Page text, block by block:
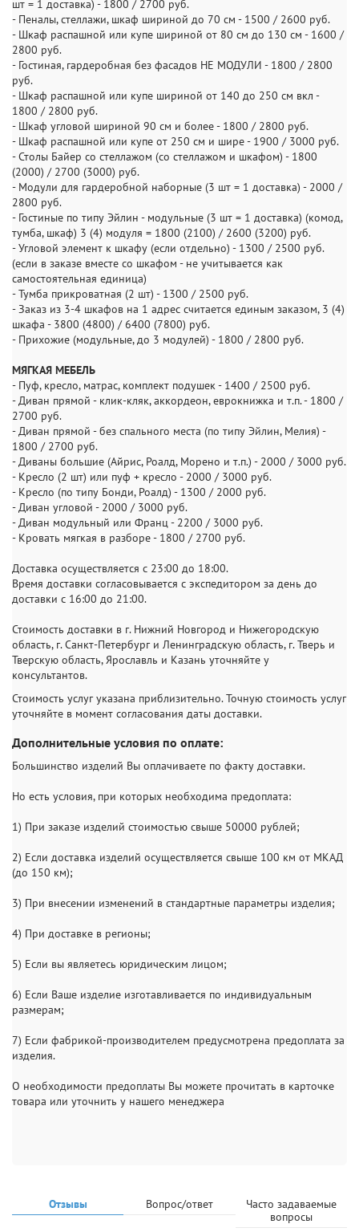
шт = 1 доставка) - 1800 / 2700 руб.
- Пеналы, стеллажи, шкаф шириной до 70 см - 1500 / 2600 руб.
- Шкаф распашной или купе шириной от 80 см до 130 см - 1600 /
2800 руб.
- Гостиная, гардеробная без фасадов НЕ МОДУЛИ - 1800 / 2800
руб.
- Шкаф распашной или купе шириной от 140 до 250 см вкл -
1800 / 2800 руб.
- Шкаф угловой шириной 90 см и более - 1800 / 2800 руб.
- Шкаф распашной или купе от 250 см и шире - 1900 / 3000 руб.
- Столы Байер со стеллажом (со стеллажом и шкафом) - 1800
(2000) / 2700 (3000) руб.
- Модули для гардеробной наборные (3 шт = 1 доставка) - 2000 /
2800 руб.
- Гостиные по типу Эйлин - модульные (3 шт = 1 доставка) (комод,
тумба, шкаф) 3 (4) модуля = 1800 (2100) / 2600 (3200) руб.
- Угловой элемент к шкафу (если отдельно) - 1300 / 2500 руб.
(если в заказе вместе со шкафом - не учитывается как
самостоятельная единица)
- Тумба прикроватная (2 шт) - 1300 / 2500 руб.
- Заказ из 3-4 шкафов на 1 адрес считается единым заказом, 3 (4)
шкафа - 3800 (4800) / 6400 (7800) руб.
- Прихожие (модульные, до 3 модулей) - 1800 / 2800 руб.
МЯГКАЯ МЕБЕЛЬ
- Пуф, кресло, матрас, комплект подушек - 1400 / 2500 руб.
- Диван прямой - клик-кляк, аккордеон, еврокнижка и т.п. - 1800 /
2700 руб.
- Диван прямой - без спального места (по типу Эйлин, Мелия) -
1800 / 2700 руб.
- Диваны большие (Айрис, Роалд, Морено и т.п.) - 2000 / 3000 руб.
- Кресло (2 шт) или пуф + кресло - 2000 / 3000 руб.
- Кресло (по типу Бонди, Роалд) - 1300 / 2000 руб.
- Диван угловой - 2000 / 3000 руб.
- Диван модульный или Франц - 2200 / 3000 руб.
- Кровать мягкая в разборе - 1800 / 2700 руб.
Доставка осуществляется с 23:00 до 18:00.
Время доставки согласовывается с экспедитором за день до
доставки с 16:00 до 21:00.
Стоимость доставки в г. Нижний Новгород и Нижегородскую
область, г. Санкт-Петербург и Ленинградскую область, г. Тверь и
Тверскую область, Ярославль и Казань уточняйте у
консультантов.
Стоимость услуг указана приблизительно. Точную стоимость услуг
уточняйте в момент согласования даты доставки.
Дополнительные условия по оплате:
Большинство изделий Вы оплачиваете по факту доставки.
Но есть условия, при которых необходима предоплата:
1) При заказе изделий стоимостью свыше 50000 рублей;
2) Если доставка изделий осуществляется свыше 100 км от МКАД
(до 150 км);
3) При внесении изменений в стандартные параметры изделия;
4) При доставке в регионы;
5) Если вы являетесь юридическим лицом;
6) Если Ваше изделие изготавливается по индивидуальным
размерам;
7) Если фабрикой-производителем предусмотрена предоплата за
изделия.
О необходимости предоплаты Вы можете прочитать в карточке
товара или уточнить у нашего менеджера
Отзывы Вопрос/ответ
Часто задаваемые
вопросы